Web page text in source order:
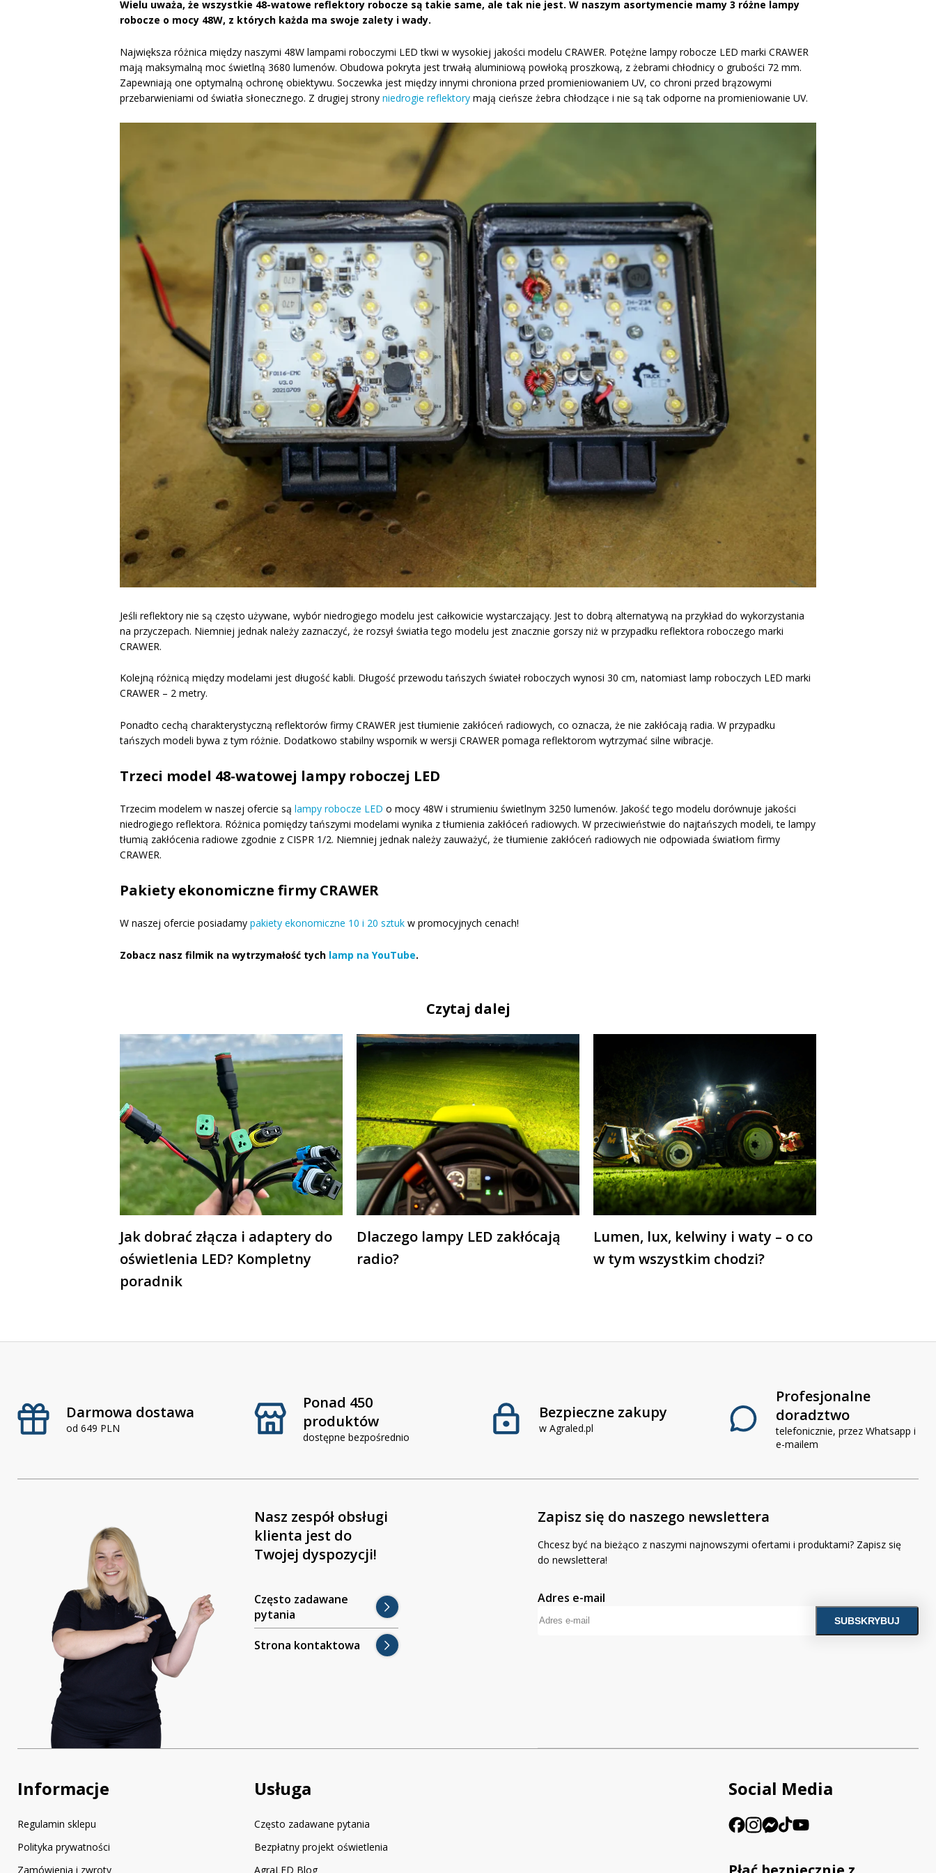
Wielu uważa, że ​​wszystkie 48-watowe reflektory robocze są takie same, ale tak nie jest. W naszym asortymencie mamy 3 różne lampy
robocze o mocy 48W, z których każda ma swoje zalety i wady.
Największa różnica między naszymi 48W lampami roboczymi LED tkwi w wysokiej jakości modelu CRAWER. Potężne lampy robocze LED marki CRAWER
mają maksymalną moc świetlną 3680 lumenów. Obudowa pokryta jest trwałą aluminiową powłoką proszkową, z żebrami chłodnicy o grubości 72 mm.
Zapewniają one optymalną ochronę obiektywu. Soczewka jest między innymi chroniona przed promieniowaniem UV, co chroni przed brązowymi
przebarwieniami od światła słonecznego. Z drugiej strony niedrogie reflektory mają cieńsze żebra chłodzące i nie są tak odporne na promieniowanie UV.
Jeśli reflektory nie są często używane, wybór niedrogiego modelu jest całkowicie wystarczający. Jest to dobrą alternatywą na przykład do wykorzystania
na przyczepach. Niemniej jednak należy zaznaczyć, że rozsył światła tego modelu jest znacznie gorszy niż w przypadku reflektora roboczego marki
CRAWER.
Kolejną różnicą między modelami jest długość kabli. Długość przewodu tańszych świateł roboczych wynosi 30 cm, natomiast lamp roboczych LED marki
CRAWER – 2 metry.
Ponadto cechą charakterystyczną reflektorów firmy CRAWER jest tłumienie zakłóceń radiowych, co oznacza, że nie zakłócają radia. W przypadku
tańszych modeli bywa z tym różnie. Dodatkowo stabilny wspornik w wersji CRAWER pomaga reflektorom wytrzymać silne wibracje.
Trzeci model 48-watowej lampy roboczej LED
Trzecim modelem w naszej ofercie są lampy robocze LED o mocy 48W i strumieniu świetlnym 3250 lumenów. Jakość tego modelu dorównuje jakości
niedrogiego reflektora. Różnica pomiędzy tańszymi modelami wynika z tłumienia zakłóceń radiowych. W przeciwieństwie do najtańszych modeli, te lampy
tłumią zakłócenia radiowe zgodnie z CISPR 1/2. Niemniej jednak należy zauważyć, że tłumienie zakłóceń radiowych nie odpowiada światłom firmy
CRAWER.
Pakiety ekonomiczne firmy CRAWER
W naszej ofercie posiadamy pakiety ekonomiczne 10 i 20 sztuk w promocyjnych cenach!
Zobacz nasz filmik na wytrzymałość tych lamp na YouTube.
Czytaj dalej
Jak dobrać złącza i adaptery do
oświetlenia LED? Kompletny
poradnik
Dlaczego lampy LED zakłócają
radio?
Lumen, lux, kelwiny i waty – o co
w tym wszystkim chodzi?
Darmowa dostawa
od 649 PLN
Ponad 450
produktów
dostępne bezpośrednio
Bezpieczne zakupy
w Agraled.pl
Profesjonalne
doradztwo
telefonicznie, przez Whatsapp i
e-mailem
Nasz zespół obsługi
klienta jest do
Twojej dyspozycji!
Często zadawane
pytania
Strona kontaktowa
Zapisz się do naszego newslettera
Chcesz być na bieżąco z naszymi najnowszymi ofertami i produktami? Zapisz się
do newslettera!
Adres e-mail
Informacje
Regulamin sklepu
Polityka prywatności
Zamówienia i zwroty
Usługa
Często zadawane pytania
Bezpłatny projekt oświetlenia
AgraLED Blog
Social Media